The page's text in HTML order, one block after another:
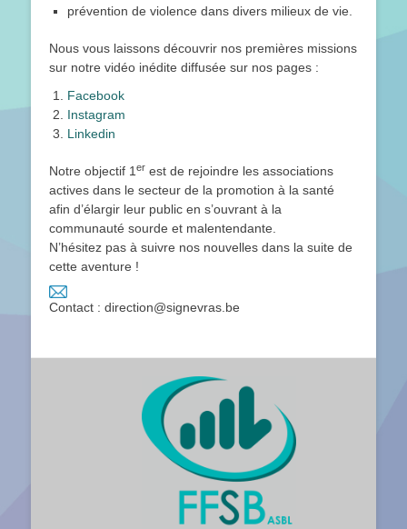
prévention de violence dans divers milieux de vie.
Nous vous laissons découvrir nos premières missions
sur notre vidéo inédite diffusée sur nos pages :
Facebook
Instagram
Linkedin
Notre objectif 1 er est de rejoindre les associations
actives dans le secteur de la promotion à la santé
afin d’élargir leur public en s’ouvrant à la
communauté sourde et malentendante.
N’hésitez pas à suivre nos nouvelles dans la suite de
cette aventure !
Contact : direction@signevras.be